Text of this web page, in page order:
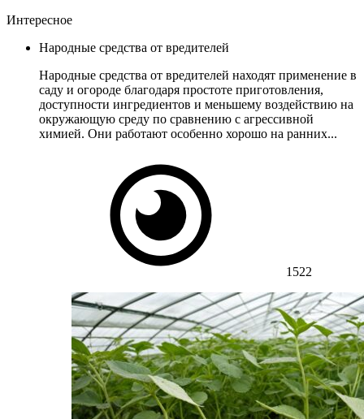
Интересное
Народные средства от вредителей
Народные средства от вредителей находят применение в
саду и огороде благодаря простоте приготовления,
доступности ингредиентов и меньшему воздействию на
окружающую среду по сравнению с агрессивной
химией. Они работают особенно хорошо на ранних...
1522